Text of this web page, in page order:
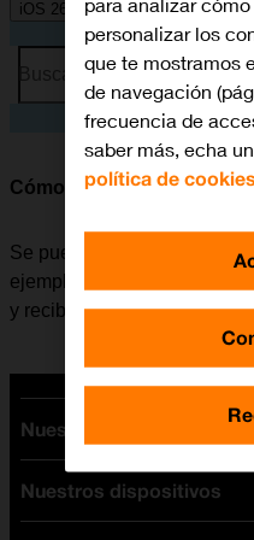
iOS 26
Busca por problema o tema
Cómo consultar el
Se puede ver cuántos
ejemplo, al usar el
y recibe correo electrónico.
Nuestras tarifas
Tarifas Orange
Tarifas fibra y móvil
Nuestros dispositivos
personalizar los
que te mostramos
de navegación
frecuencia de
saber más, echa
política de